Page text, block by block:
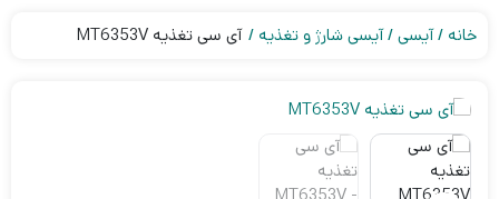
خانه آیسی آیسی شارژ و تغذیه آی سی تغذیه MT6353V